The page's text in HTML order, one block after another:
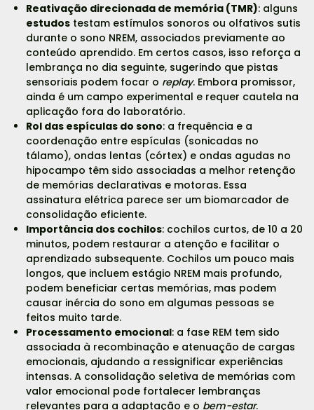
Reativação direcionada de memória (TMR): alguns
estudostestam estímulos sonoros ou olfativos sutis
durante o sono NREM, associados previamente ao
conteúdo aprendido. Em certos casos, isso reforça a
lembrança no dia seguinte, sugerindo que pistas
sensoriais podem focar o replay. Embora promissor,
ainda é um campo experimental e requer cautela na
aplicação fora do laboratório.
Rol das espículas do sono: a frequência e a
coordenação entre espículas (sonicadas no
tálamo), ondas lentas (córtex) e ondas agudas no
hipocampo têm sido associadas a melhor retenção
de memórias declarativas e motoras. Essa
assinatura elétrica parece ser um biomarcador de
consolidação eficiente.
Importância dos cochilos: cochilos curtos, de 10 a 20
minutos, podem restaurar a atenção e facilitar o
aprendizado subsequente. Cochilos um pouco mais
longos, que incluem estágio NREM mais profundo,
podem beneficiar certas memórias, mas podem
causar inércia do sono em algumas pessoas se
feitos muito tarde.
Processamento emocional: a fase REM tem sido
associada à recombinação e atenuação de cargas
emocionais, ajudando a ressignificar experiências
intensas. A consolidação seletiva de memórias com
valor emocional pode fortalecer lembranças
relevantes para a adaptação e o bem-estar.